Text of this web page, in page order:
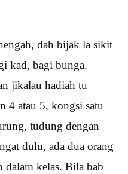
dah bijak la sikit
kad, bagi bunga.
jikalau hadiah tu
4 atau 5, kongsi satu
tudung dengan
dulu, ada dua orang
dalam kelas. Bila bab